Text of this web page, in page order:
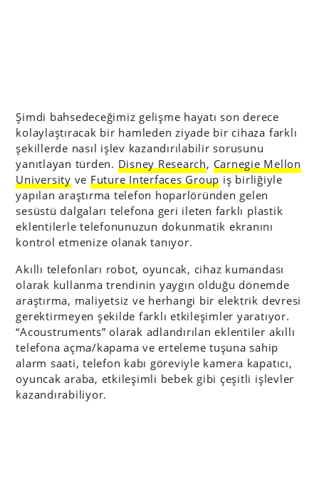
Şimdi bahsedeceğimiz gelişme hayatı son derece
kolaylaştıracak bir hamleden ziyade bir cihaza farklı
şekillerde nasıl işlev kazandırılabilir sorusunu
yanıtlayan türden. Disney Research, Carnegie Mellon
University ve Future Interfaces Group iş birliğiyle
yapılan araştırma telefon hoparlöründen gelen
sesüstü dalgaları telefona geri ileten farklı plastik
eklentilerle telefonunuzun dokunmatik ekranını
kontrol etmenize olanak tanıyor.
Akıllı telefonları robot, oyuncak, cihaz kumandası
olarak kullanma trendinin yaygın olduğu dönemde
araştırma, maliyetsiz ve herhangi bir elektrik devresi
gerektirmeyen şekilde farklı etkileşimler yaratıyor.
“Acoustruments” olarak adlandırılan eklentiler akıllı
telefona açma/kapama ve erteleme tuşuna sahip
alarm saati, telefon kabı göreviyle kamera kapatıcı,
oyuncak araba, etkileşimli bebek gibi çeşitli işlevler
kazandırabiliyor.